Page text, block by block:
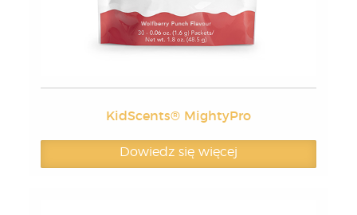
KidScents® MightyPro
Dowiedz się więcej